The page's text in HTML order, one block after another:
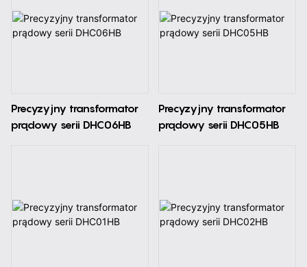
Precyzyjny transformator
prądowy serii DHC06HB
Precyzyjny transformator
prądowy serii DHC05HB